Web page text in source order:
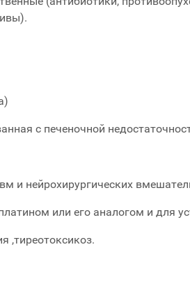
с печеночной
и нейрохирургических
или его аналогом и для
,тиреотоксикоз.